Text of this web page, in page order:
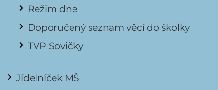
Režim dne
Doporučený seznam věcí do školky
TVP Sovičky
Jídelníček MŠ